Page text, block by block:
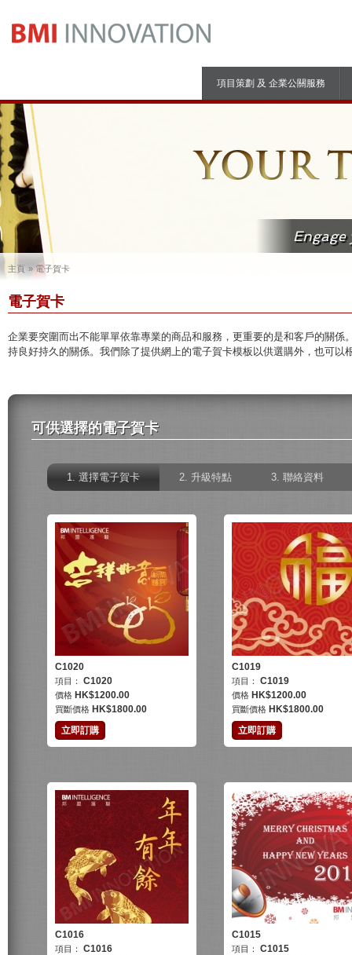
項目策劃 及 企業公關服務
Engage
主頁 電子賀卡
電子賀卡
企業要突圍而出不能單單依靠專業的商品和服務，更重要的是和客戶的關
持良好持久的關係。我們除了提供網上的電子賀卡模板以供選購外，也可以
可供選擇的電子賀卡
選擇電子賀卡 升級特點 聯絡資料
C1020
項目： C1020
價格 HK$1200.00
買斷價格 HK$1800.00
立即訂購
C1019
項目： C1019
價格 HK$1200.00
買斷價格 HK$1800.00
立即訂購
C1016
項目： C1016
C1015
項目： C1015